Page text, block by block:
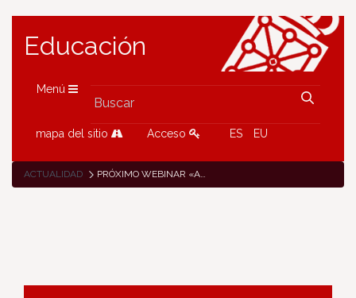
Educación
Menú
mapa del sitio Acceso ES EU
ACTUALIDAD PRÓXIMO WEBINAR «ASESORES DE FORMACIÓN: CONECTADOS CON ETWINNING»